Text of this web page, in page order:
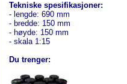
Tekniske spesifikasjoner:
- lengde: 690 mm
- bredde: 150 mm
- høyde: 150 mm
- skala 1:15
Du trenger: